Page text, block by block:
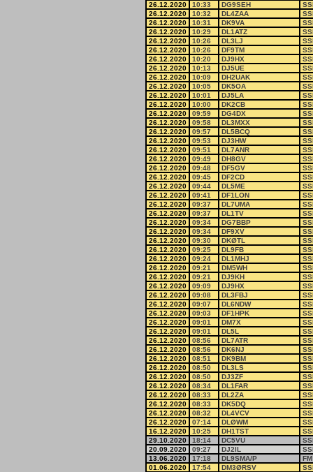
26.12.2020
10:33 DG9SEH
26.12.2020
10:32 DL4ZAA
26.12.2020
10:31 DK9VA
26.12.2020
10:29 DL1ATZ
26.12.2020
10:26 DL3LJ
26.12.2020
10:26 DF9TM
26.12.2020
10:20 DJ9HX
26.12.2020
10:13 DJ5UE
26.12.2020
10:09 DH2UAK
26.12.2020
10:05 DK5OA
26.12.2020
10:01 DJ5LA
26.12.2020
10:00 DK2CB
26.12.2020
09:59 DG4DX
26.12.2020
09:58 DL3MXX
26.12.2020
09:57 DL5BCQ
26.12.2020
09:53 DJ3HW
26.12.2020
09:51 DL7ANR
26.12.2020
09:49 DH8GV
26.12.2020
09:48 DF5GV
26.12.2020
09:45 DF2CD
26.12.2020
09:44 DL5ME
26.12.2020
09:41 DF1LON
26.12.2020
09:37 DL7UMA
26.12.2020
09:37 DL1TV
26.12.2020
09:34 DG7BBP
26.12.2020
09:34 DF9XV
26.12.2020
09:30 DKØTL
26.12.2020
09:25 DL9FB
26.12.2020
09:24 DL1MHJ
26.12.2020
09:21 DM5WH
26.12.2020
09:21 DJ9KH
26.12.2020
09:09 DJ9HX
26.12.2020
09:08 DL3FBJ
26.12.2020
09:07 DL6NDW
26.12.2020
09:03 DF1HPK
26.12.2020
09:01 DM7X
26.12.2020
09:01 DL5L
26.12.2020
08:56 DL7ATR
26.12.2020
08:56 DK6NJ
26.12.2020
08:51 DK9BM
26.12.2020
08:50 DL3LS
26.12.2020
08:50 DJ3ZF
26.12.2020
08:34 DL1FAR
26.12.2020
08:33 DL2ZA
26.12.2020
08:33 DK5DQ
26.12.2020
08:32 DL4VCV
26.12.2020
07:14 DLØWM
16.12.2020
10:25 DH1TST
29.10.2020
18:14 DC5VU
20.09.2020
09:27 DJ2IL
13.06.2020
17:18 DL9SMA/P
FM
01.06.2020
17:54 DM3ØRSV